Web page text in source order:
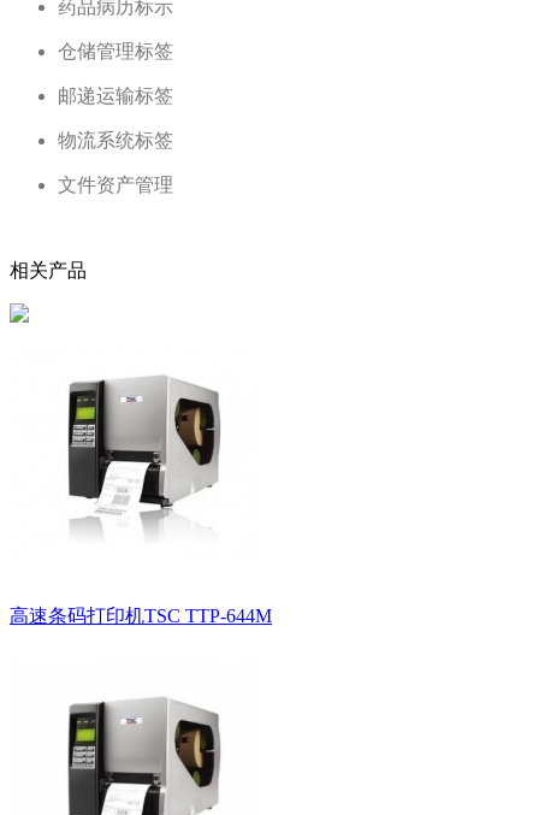
药品病历标示
仓储管理标签
邮递运输标签
物流系统标签
文件资产管理
相关产品
高速条码打印机TSC TTP-644M